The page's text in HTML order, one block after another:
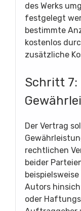
des Werks
festgelegt
bestimmte
kostenlos
zusätzliche
Schritt
Der Vertrag
rechtlichen
beider
Autors
oder